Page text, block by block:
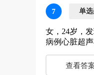
7 单
女，24岁，
病例心脏超
查看答